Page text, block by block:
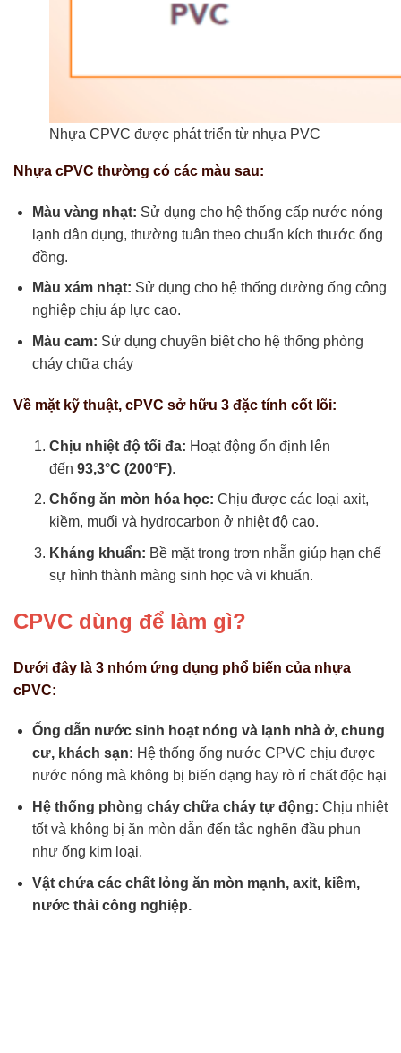
Nhựa CPVC được phát triển từ nhựa PVC
Nhựa cPVC thường có các màu sau:
Màu vàng nhạt: Sử dụng cho hệ thống cấp nước nóng
lạnh dân dụng, thường tuân theo chuẩn kích thước ống
đồng.
Màu xám nhạt: Sử dụng cho hệ thống đường ống công
nghiệp chịu áp lực cao.
Màu cam: Sử dụng chuyên biệt cho hệ thống phòng
cháy chữa cháy
Về mặt kỹ thuật, cPVC sở hữu 3 đặc tính cốt lõi:
Chịu nhiệt độ tối đa: Hoạt động ổn định lên
đến 93,3°C (200°F).
Chống ăn mòn hóa học: Chịu được các loại axit,
kiềm, muối và hydrocarbon ở nhiệt độ cao.
Kháng khuẩn: Bề mặt trong trơn nhẵn giúp hạn chế
sự hình thành màng sinh học và vi khuẩn.
CPVC dùng để làm gì?
Dưới đây là 3 nhóm ứng dụng phổ biến của nhựa
cPVC:
Ống dẫn nước sinh hoạt nóng và lạnh nhà ở, chung
cư, khách sạn: Hệ thống ống nước CPVC chịu được
nước nóng mà không bị biến dạng hay rò rỉ chất độc hại
Hệ thống phòng cháy chữa cháy tự động: Chịu nhiệt
tốt và không bị ăn mòn dẫn đến tắc nghẽn đầu phun
như ống kim loại.
Vật chứa các chất lỏng ăn mòn mạnh, axit, kiềm,
nước thải công nghiệp.